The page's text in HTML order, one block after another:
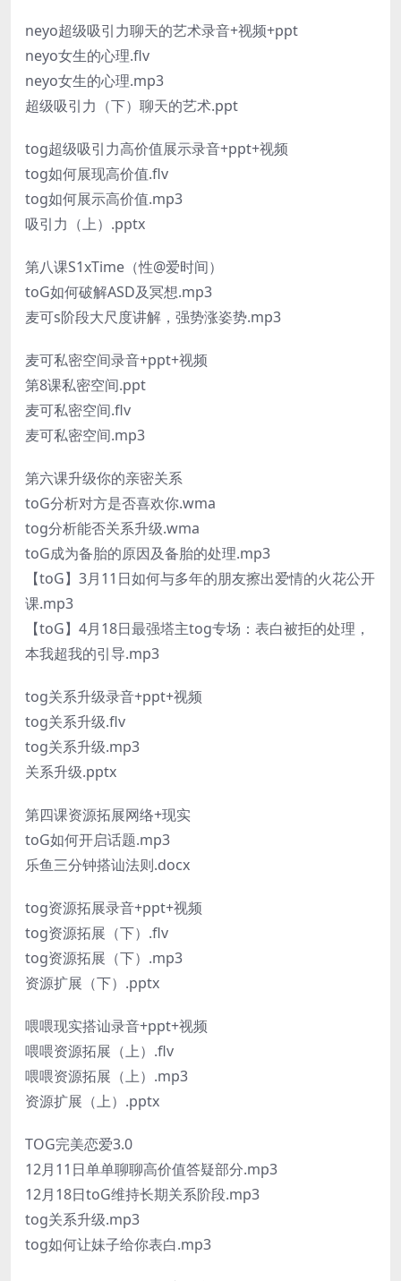
neyo超级吸引力聊天的艺术录音+视频+ppt
neyo女生的心理.flv
neyo女生的心理.mp3
超级吸引力（下）聊天的艺术.ppt
tog超级吸引力高价值展示录音+ppt+视频
tog如何展现高价值.flv
tog如何展示高价值.mp3
吸引力（上）.pptx
第八课S1xTime（性@爱时间）
toG如何破解ASD及冥想.mp3
麦可s阶段大尺度讲解，强势涨姿势.mp3
麦可私密空间录音+ppt+视频
第8课私密空间.ppt
麦可私密空间.flv
麦可私密空间.mp3
第六课升级你的亲密关系
toG分析对方是否喜欢你.wma
tog分析能否关系升级.wma
toG成为备胎的原因及备胎的处理.mp3
【toG】3月11日如何与多年的朋友擦出爱情的火花公开
课.mp3
【toG】4月18日最强塔主tog专场：表白被拒的处理，
本我超我的引导.mp3
tog关系升级录音+ppt+视频
tog关系升级.flv
tog关系升级.mp3
关系升级.pptx
第四课资源拓展网络+现实
toG如何开启话题.mp3
乐鱼三分钟搭讪法则.docx
tog资源拓展录音+ppt+视频
tog资源拓展（下）.flv
tog资源拓展（下）.mp3
资源扩展（下）.pptx
喂喂现实搭讪录音+ppt+视频
喂喂资源拓展（上）.flv
喂喂资源拓展（上）.mp3
资源扩展（上）.pptx
TOG完美恋爱3.0
12月11日单单聊聊高价值答疑部分.mp3
12月18日toG维持长期关系阶段.mp3
tog关系升级.mp3
tog如何让妹子给你表白.mp3